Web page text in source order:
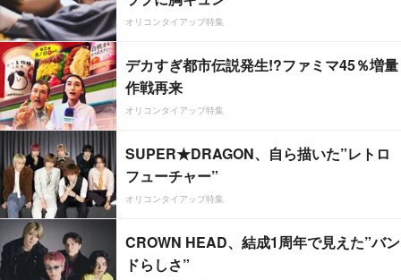
オリコンタイアップ特集
デカすぎ都市伝説発生!?ファミマ45％増量
作戦再来
オリコンタイアップ特集
SUPER★DRAGON、自ら描いた”レトロ
フューチャー”
オリコンタイアップ特集
CROWN HEAD、結成1周年で見えた”バン
ドらしさ”